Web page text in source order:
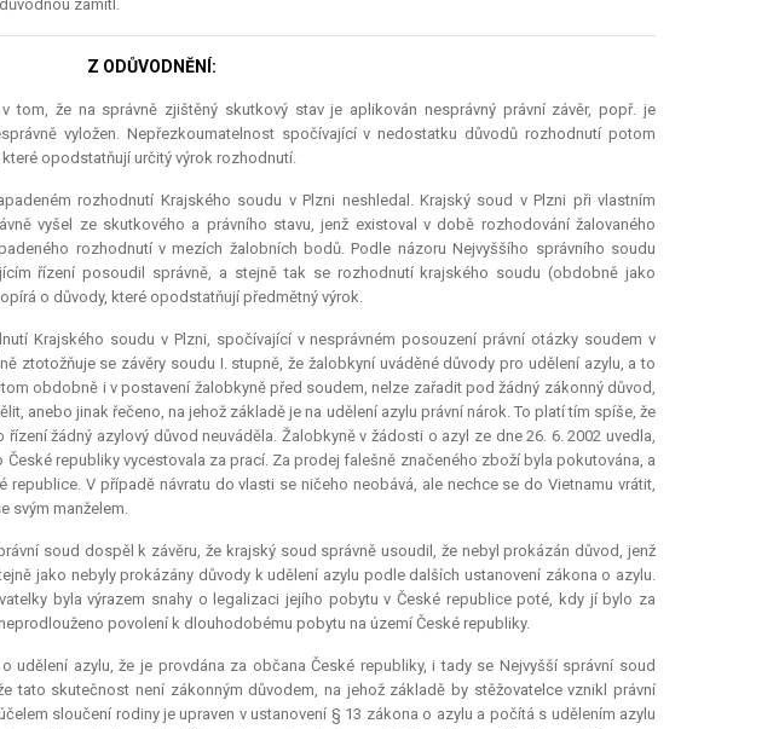
zamítl.
Z ODŮVODNĚNÍ:
tom, že na správně zjištěný skutkový stav je aplikován nesprávný právní závěr, popř. je
vyložen. Nepřezkoumatelnost spočívající v nedostatku důvodů rozhodnutí potom
opodstatňují určitý výrok rozhodnutí.
rozhodnutí Krajského soudu v Plzni neshledal. Krajský soud v Plzni při vlastním
vyšel ze skutkového a právního stavu, jenž existoval v době rozhodování žalovaného
rozhodnutí v mezích žalobních bodů. Podle názoru Nejvyššího správního soudu
řízení posoudil správně, a stejně tak se rozhodnutí krajského soudu (obdobně jako
o důvody, které opodstatňují předmětný výrok.
Krajského soudu v Plzni, spočívající v nesprávném posouzení právní otázky soudem v
ztotožňuje se závěry soudu I. stupně, že žalobkyní uváděné důvody pro udělení azylu, a to
obdobně i v postavení žalobkyně před soudem, nelze zařadit pod žádný zákonný důvod,
anebo jinak řečeno, na jehož základě je na udělení azylu právní nárok. To platí tím spíše, že
žádný azylový důvod neuváděla. Žalobkyně v žádosti o azyl ze dne 26. 6. 2002 uvedla,
republiky vycestovala za prací. Za prodej falešně značeného zboží byla pokutována, a
V případě návratu do vlasti se ničeho neobává, ale nechce se do Vietnamu vrátit,
svým manželem.
soud dospěl k závěru, že krajský soud správně usoudil, že nebyl prokázán důvod, jenž
jako nebyly prokázány důvody k udělení azylu podle dalších ustanovení zákona o azylu.
byla výrazem snahy o legalizaci jejího pobytu v České republice poté, kdy jí bylo za
povolení k dlouhodobému pobytu na území České republiky.
udělení azylu, že je provdána za občana České republiky, i tady se Nejvyšší správní soud
tato skutečnost není zákonným důvodem, na jehož základě by stěžovatelce vznikl právní
sloučení rodiny je upraven v ustanovení § 13 zákona o azylu a počítá s udělením azylu